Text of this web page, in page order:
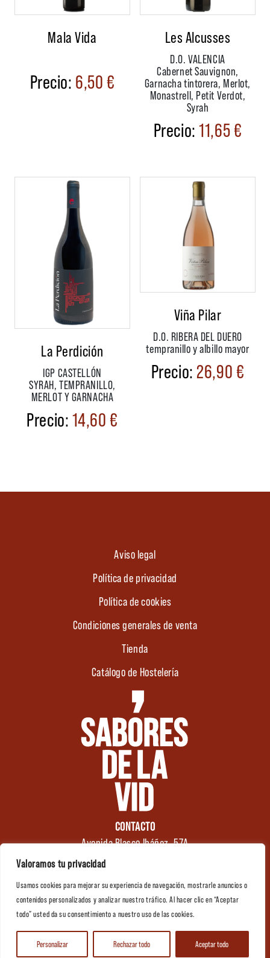
Valoramos tu privacidad
Usamos cookies para mejorar su experiencia de navegación, mostrarle anuncios o
contenidos personalizados y analizar nuestro tráfico. Al hacer clic en “Aceptar
todo” usted da su consentimiento a nuestro uso de las cookies.
Personalizar Rechazar todo Aceptar todo
Mala Vida
6,50€
Les Alcusses
D.O. VALENCIA
Cabernet Sauvignon,
Garnacha tintorera, Merlot,
Monastrell, Petit Verdot,
Syrah
11,65€
La Perdición
IGP CASTELLÓN
SYRAH, TEMPRANILLO,
MERLOT Y GARNACHA
14,60€
Viña Pilar
D.O. RIBERA DEL DUERO
tempranillo y albillo mayor
26,90€
Aviso legal
Política de privacidad
Política de cookies
Condiciones generales de venta
Tienda
Catálogo de Hostelería
CONTACTO
Avenida Blasco Ibáñez, 57A
Tel.: +34 961 176 174
info@saboresdelavid.com
0
Contactar